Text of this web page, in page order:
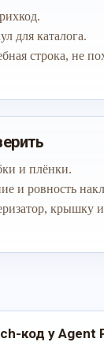
для каталога.
строка, не
и плёнки.
и ровность
код у Agent